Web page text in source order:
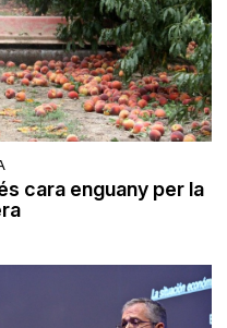
cara enguany per la